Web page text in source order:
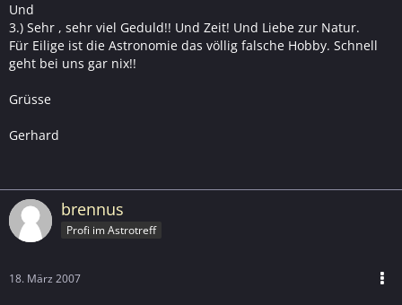
Und
3.) Sehr , sehr viel Geduld!! Und Zeit! Und Liebe zur Natur.
Für Eilige ist die Astronomie das völlig falsche Hobby. Schnell
geht bei uns gar nix!!
Grüsse
Gerhard
brennus
Profi im Astrotreff
18. März 2007